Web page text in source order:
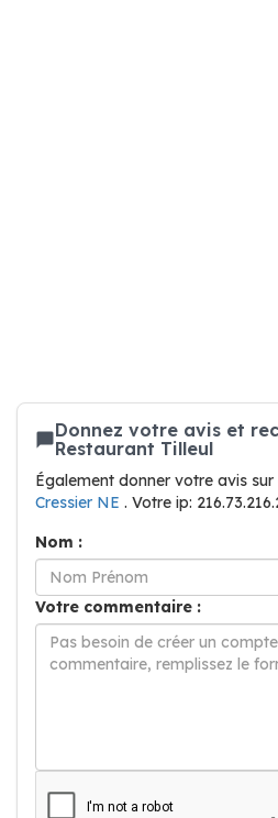
Donnez votre avis et
Restaurant Tilleul
Également donner votre avis
Cressier NE . Votre ip:
Nom :
Votre commentaire :